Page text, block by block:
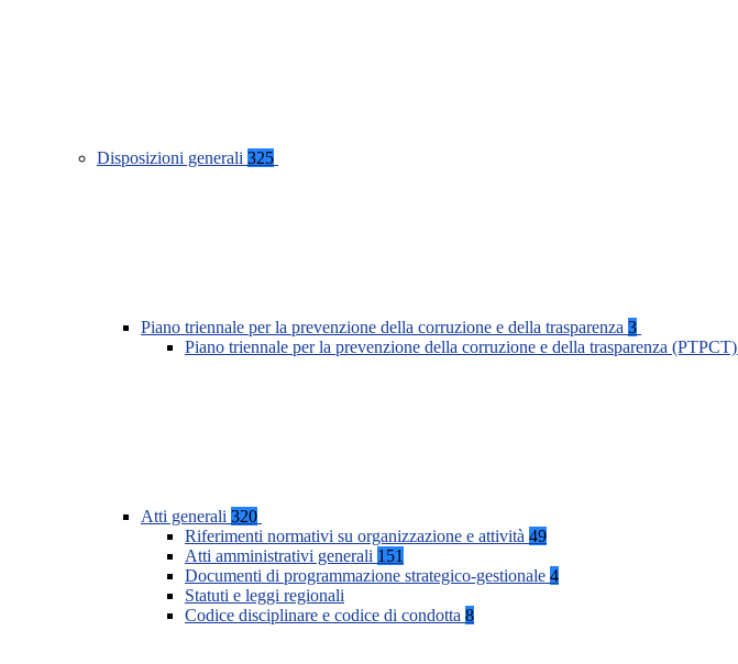
Disposizioni generali 325
Piano triennale per la prevenzione della corruzione e della trasparenza 3
Piano triennale per la prevenzione della corruzione e della trasparenza (PTPCT)
Atti generali 320
Riferimenti normativi su organizzazione e attività 49
Atti amministrativi generali 151
Documenti di programmazione strategico-gestionale 4
Statuti e leggi regionali
Codice disciplinare e codice di condotta 8